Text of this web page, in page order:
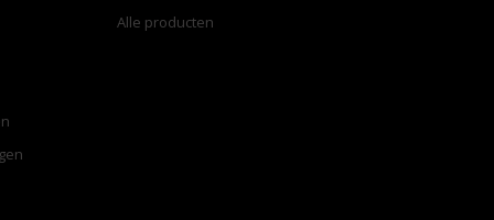
Alle producten